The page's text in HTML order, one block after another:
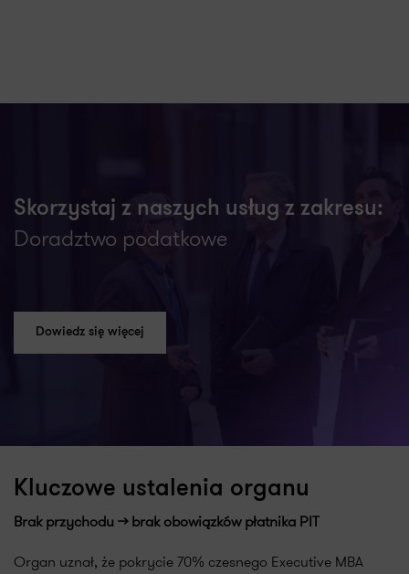
Skorzystaj z naszych usług z zakresu:
Doradztwo podatkowe
Dowiedz się więcej
Kluczowe ustalenia organu
Brak przychodu → brak obowiązków płatnika PIT
Organ uznał, że pokrycie 70% czesnego Executive MBA